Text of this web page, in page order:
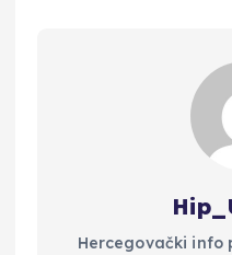
Hercegovački info